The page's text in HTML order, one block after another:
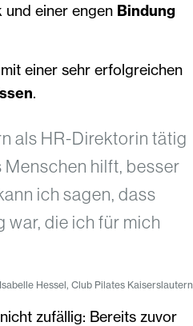
einer engen Bindung
einer sehr erfolgreichen
.
als HR-Direktorin tätig
hilft, besser
ich sagen, dass
war, die ich für mich
Isabelle Hessel, Club Pilates Kaiserslautern
zufällig: Bereits zuvor